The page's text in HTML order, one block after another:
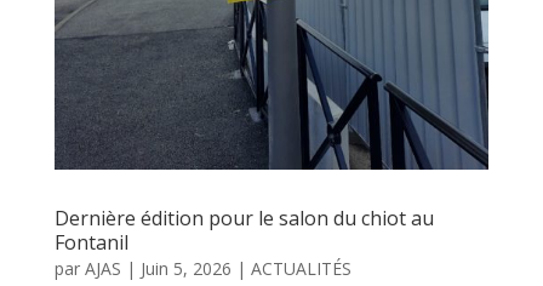
Dernière édition pour le salon du chiot au
Fontanil
par AJAS | Juin 5, 2026 | ACTUALITÉS